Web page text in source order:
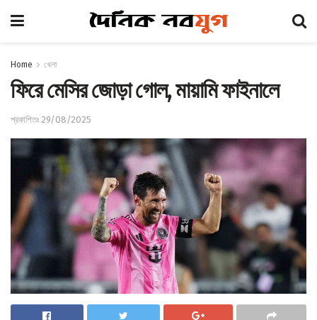
Home খেলা
ফিরে মেসির জোড়া গোল, মায়ামি ফাইনালে
প্রকাশিতঃ 29/08/2025